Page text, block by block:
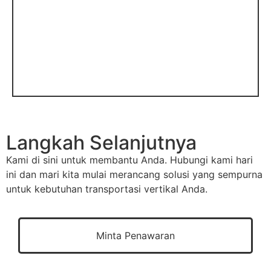
Langkah Selanjutnya
Kami di sini untuk membantu Anda. Hubungi kami hari
ini dan mari kita mulai merancang solusi yang sempurna
untuk kebutuhan transportasi vertikal Anda.
Minta Penawaran